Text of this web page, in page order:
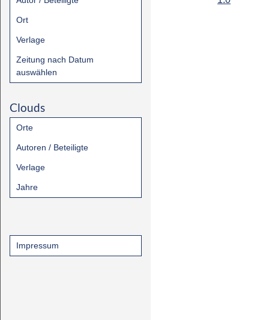
Ort
Verlage
Zeitung nach Datum
auswählen
Clouds
Orte
Autoren / Beteiligte
Verlage
Jahre
Impressum